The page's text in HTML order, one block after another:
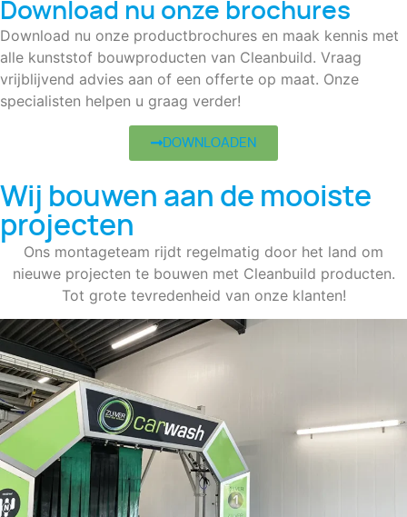
Download nu onze brochures
Download nu onze productbrochures en maak kennis met
alle kunststof bouwproducten van Cleanbuild. Vraag
vrijblijvend advies aan of een offerte op maat. Onze
specialisten helpen u graag verder!
DOWNLOADEN
Wij bouwen aan de mooiste
projecten
Ons montageteam rijdt regelmatig door het land om
nieuwe projecten te bouwen met Cleanbuild producten.
Tot grote tevredenheid van onze klanten!